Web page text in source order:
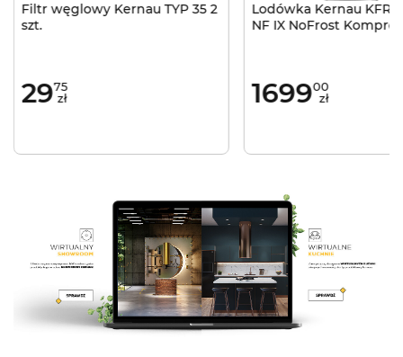
Filtr węglowy Kernau TYP 35 2
szt.
2975
zł
Lodówka Kernau KFRC
NF IX NoFrost
169900
zł